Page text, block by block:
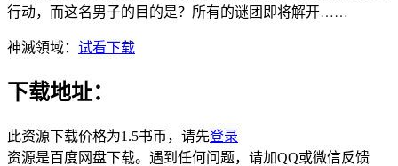
行动，而这名男子的目的是？所有的谜团即将解开……
神滅領域： 试看下载
下载地址：
此资源下载价格为1.5书币，请先登录
资源是百度网盘下载。遇到任何问题，请加QQ或微信反馈